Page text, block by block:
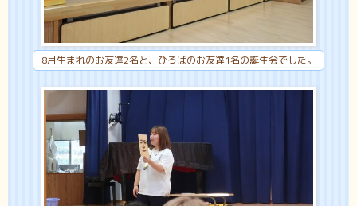
8月生まれのお友達2名と、ひろばのお友達1名の誕生会でした。